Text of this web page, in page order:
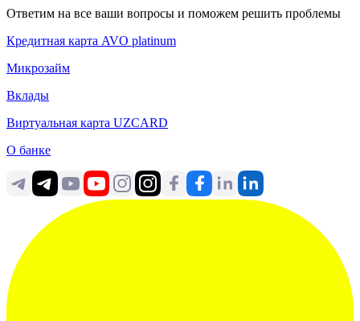
Ответим на все ваши вопросы и поможем решить проблемы
Кредитная карта AVO platinum
Микрозайм
Вклады
Виртуальная карта UZCARD
О банке